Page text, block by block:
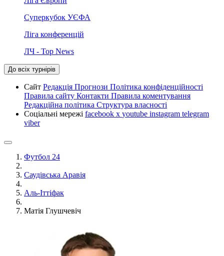
Суперкубок УЄФА
Ліга конференцій
ЛЧ - Top News
До всіх турнірів
Сайт Редакція Прогнози Політика конфіденційності
Правила сайту Контакти Правила коментування
Редакційна політика Структура власності
Соціальні мережі facebook x youtube instagram telegram
viber
Футбол 24
Саудівська Аравія
Аль-Іттіфак
Матія Глушчевіч